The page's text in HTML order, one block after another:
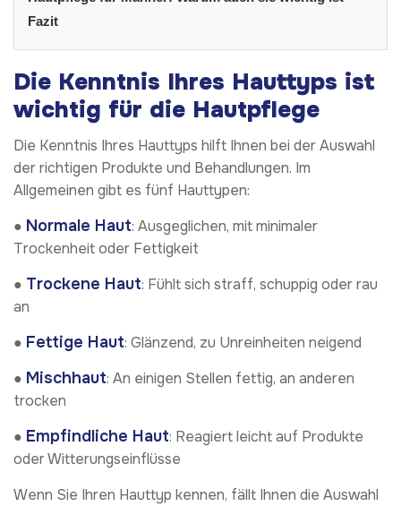
Fazit
Die Kenntnis Ihres Hauttyps ist
wichtig für die Hautpflege
Die Kenntnis Ihres Hauttyps hilft Ihnen bei der Auswahl
der richtigen Produkte und Behandlungen. Im
Allgemeinen gibt es fünf Hauttypen:
● Normale Haut: Ausgeglichen, mit minimaler
Trockenheit oder Fettigkeit
● Trockene Haut: Fühlt sich straff, schuppig oder rau
an
● Fettige Haut: Glänzend, zu Unreinheiten neigend
● Mischhaut: An einigen Stellen fettig, an anderen
trocken
● Empfindliche Haut: Reagiert leicht auf Produkte
oder Witterungseinflüsse
Wenn Sie Ihren Hauttyp kennen, fällt Ihnen die Auswahl